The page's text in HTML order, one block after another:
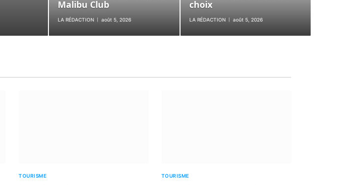
Malibu Club
LA RÉDACTION août 5, 2026
choix
LA RÉDACTION août 5, 2026
TOURISME TOURISME